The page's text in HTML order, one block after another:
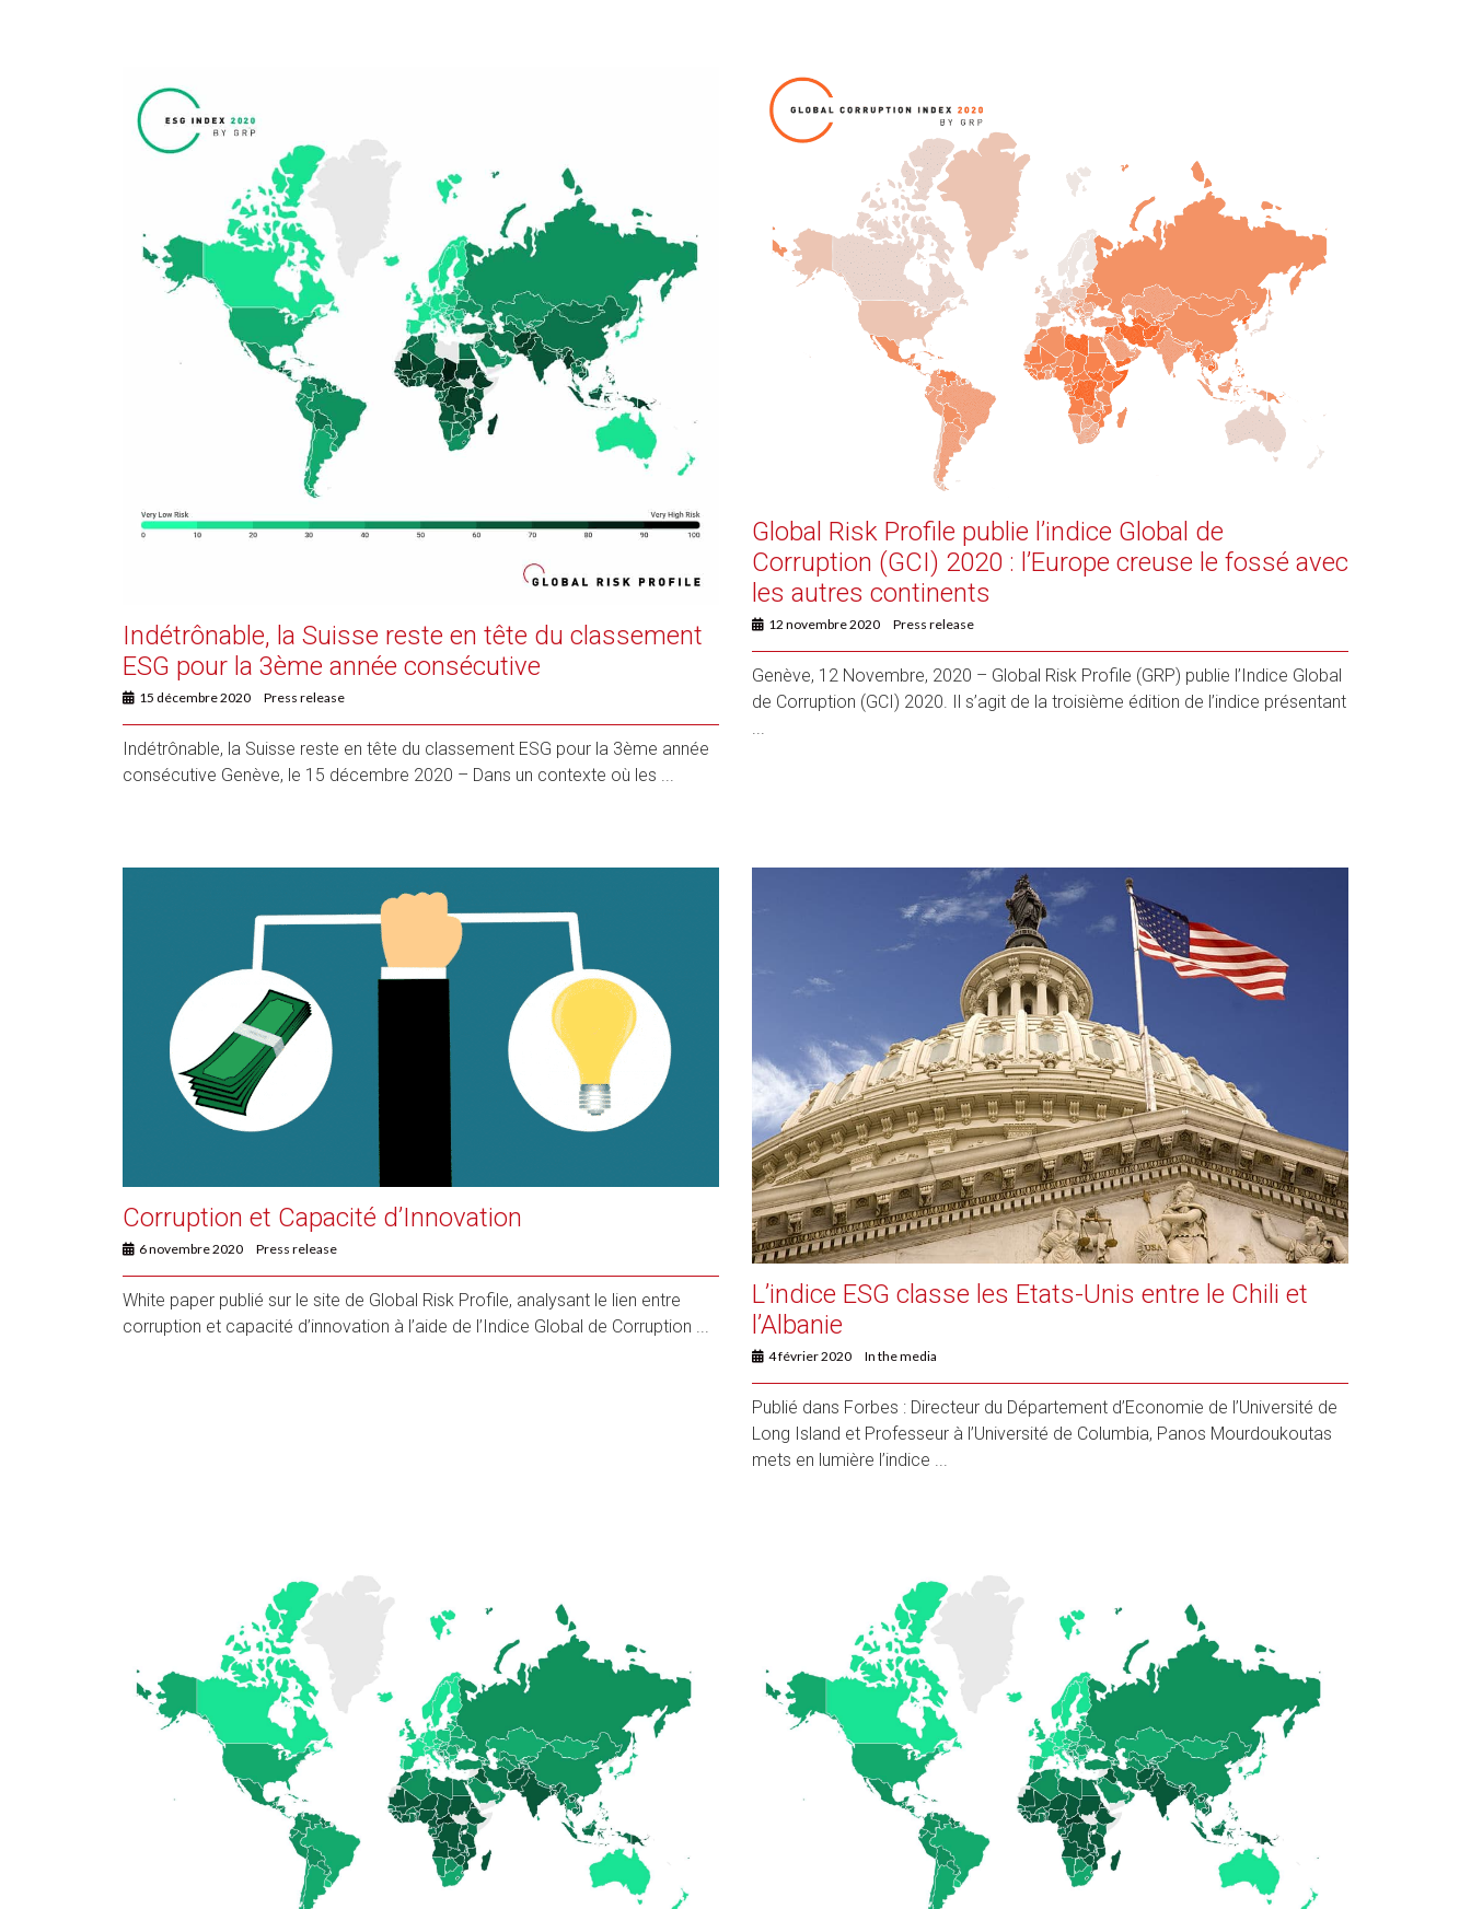
Indétrônable, la Suisse reste en tête du classement
ESG pour la 3ème année consécutive
15 décembre 2020 Press release
Indétrônable, la Suisse reste en tête du classement ESG pour la 3ème année
consécutive Genève, le 15 décembre 2020 – Dans un contexte où les ...
Global Risk Profile publie l’indice Global de
Corruption (GCI) 2020 : l’Europe creuse le fossé avec
les autres continents
12 novembre 2020 Press release
Genève, 12 Novembre, 2020 – Global Risk Profile (GRP) publie l’Indice Global
de Corruption (GCI) 2020. Il s’agit de la troisième édition de l’indice présentant
Corruption et Capacité d’Innovation
6 novembre 2020 Press release
White paper publié sur le site de Global Risk Profile, analysant le lien entre
corruption et capacité d’innovation à l’aide de l’Indice Global de Corruption ...
L’indice ESG classe les Etats-Unis entre le Chili et
l’Albanie
4 février 2020 In the media
Publié dans Forbes : Directeur du Département d’Economie de l’Université de
Long Island et Professeur à l’Université de Columbia, Panos Mourdoukoutas
mets en lumière l’indice ...